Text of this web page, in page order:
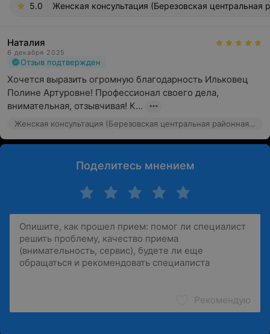
5.0 Женская консультация (Березовская центральная
Наталия
6 декабря 2025
Отзыв подтвержден
Хочется выразить огромную благодарность Ильковец
Полине Артуровне! Профессионал своего дела,
внимательная, отзывчивая! К...
Женская консультация (Березовская центральная районная больница), Ленина, 1
Поделитесь мнением
Рекомендую